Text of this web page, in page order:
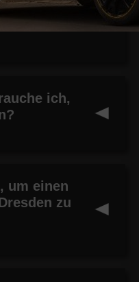
ich,
um einen
zu